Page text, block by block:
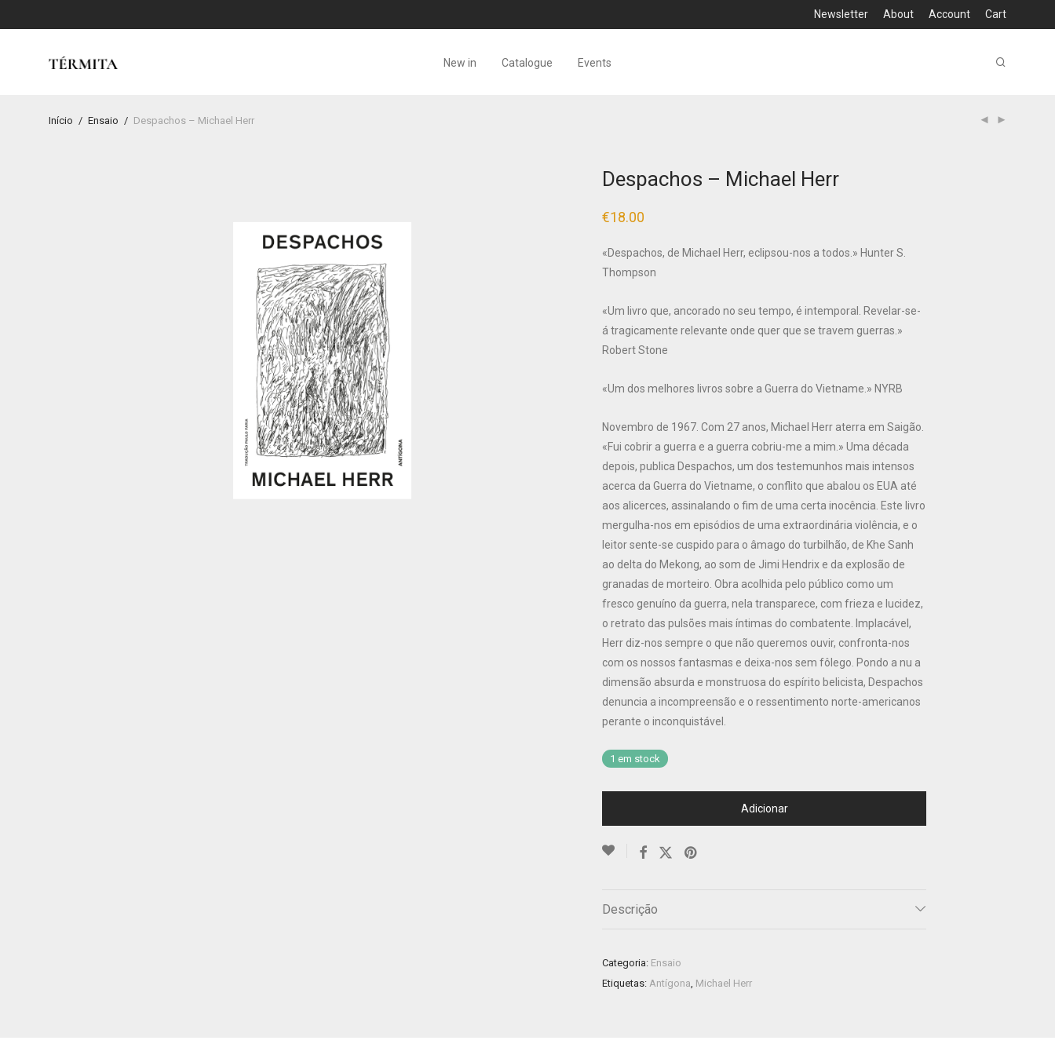
Newsletter About Account Cart
New in Catalogue Events
Início / Ensaio / Despachos – Michael Herr
Despachos – Michael Herr
€18.00
«Despachos, de Michael Herr, eclipsou-nos a todos.» Hunter S.
Thompson
«Um livro que, ancorado no seu tempo, é intemporal. Revelar-se-
á tragicamente relevante onde quer que se travem guerras.»
Robert Stone
«Um dos melhores livros sobre a Guerra do Vietname.» NYRB
Novembro de 1967. Com 27 anos, Michael Herr aterra em Saigão.
«Fui cobrir a guerra e a guerra cobriu-me a mim.» Uma década
depois, publica Despachos, um dos testemunhos mais intensos
acerca da Guerra do Vietname, o conflito que abalou os EUA até
aos alicerces, assinalando o fim de uma certa inocência. Este livro
mergulha-nos em episódios de uma extraordinária violência, e o
leitor sente-se cuspido para o âmago do turbilhão, de Khe Sanh
ao delta do Mekong, ao som de Jimi Hendrix e da explosão de
granadas de morteiro. Obra acolhida pelo público como um
fresco genuíno da guerra, nela transparece, com frieza e lucidez,
o retrato das pulsões mais íntimas do combatente. Implacável,
Herr diz-nos sempre o que não queremos ouvir, confronta-nos
com os nossos fantasmas e deixa-nos sem fôlego. Pondo a nu a
dimensão absurda e monstruosa do espírito belicista, Despachos
denuncia a incompreensão e o ressentimento norte-americanos
perante o inconquistável.
1 em stock
Adicionar
Descrição
Categoria: Ensaio
Etiquetas: Antígona, Michael Herr